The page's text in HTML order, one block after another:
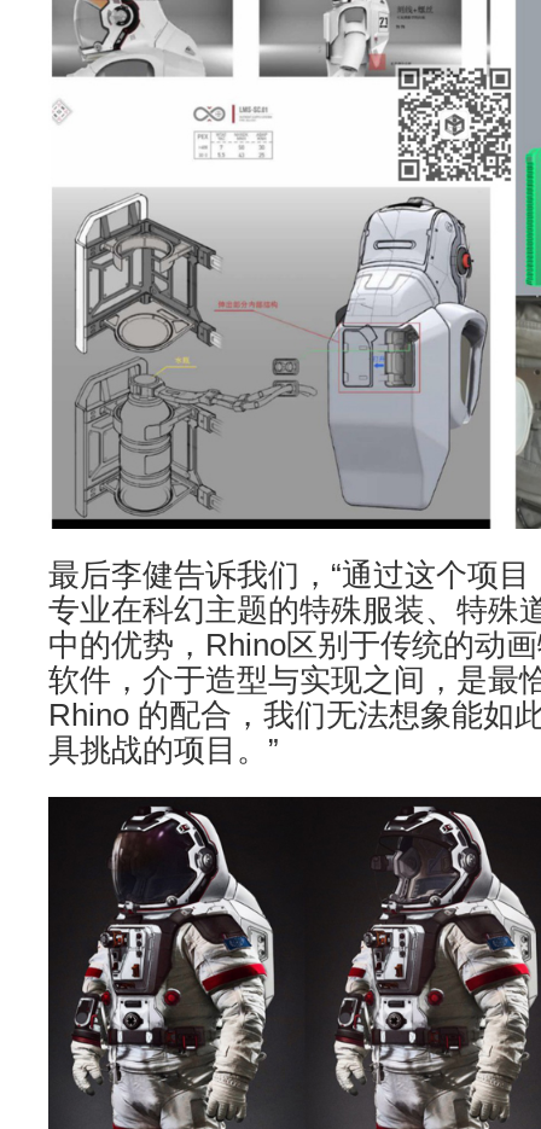
最后李健告诉我们，“通过这个项
专业在科幻主题的特殊服装、特殊
中的优势，Rhino区别于传统的动
软件，介于造型与实现之间，是最
Rhino 的配合，我们无法想象能如
具挑战的项目。”